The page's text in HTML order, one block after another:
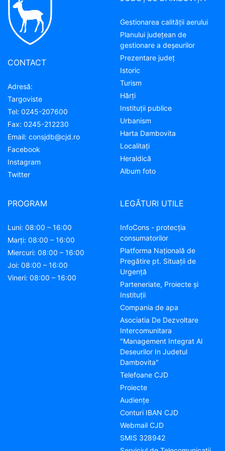
CONTACT
Adresă:
Targoviste
Tel: 0245-207600
Fax: 0245-212230
Email: consjdb@cjd.ro
Facebook
Instagram
Twitter
Gestionarea calității aerului
Planului județean de
gestionare a deșeurilor
Prezentare judeţ
Istoric
Turism
Hărţi
Instituţii publice
Urbanism
Harta Dambovita
Localitaţi
Heraldică
Album foto
LEGĂTURI UTILE
InfoCons - protecția
consumatorilor
Platforma Națională de
Pregătire pt. Situații de
Urgență
Parteneriate, Proiecte și
Instituții
Compania de apa
Asociatia De Dezvoltare
Intercomunitara
"Management Integrat Al
Deseurilor In Judetul
Dambovita"
Telefoane CJD
Proiecte
Audienţe
Conturi IBAN CJD
Webmail CJD
SMIS 328942
PROGRAM
Luni: 08:00 – 16:00
Marți: 08:00 – 16:00
Miercuri: 08:00 – 16:00
Joi: 08:00 – 16:00
Vineri: 08:00 – 16:00